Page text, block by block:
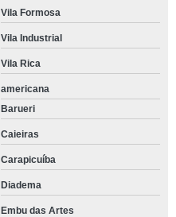
Vila Formosa
Vila Industrial
Vila Rica
americana
Barueri
Caieiras
Carapicuíba
Diadema
Embu das Artes